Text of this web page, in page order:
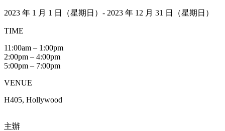
2023 年 1 月 1 日（星期日）- 2023 年 12 月 31 日（星期日）
TIME
11:00am – 1:00pm
2:00pm – 4:00pm
5:00pm – 7:00pm
VENUE
H405, Hollywood
主辦